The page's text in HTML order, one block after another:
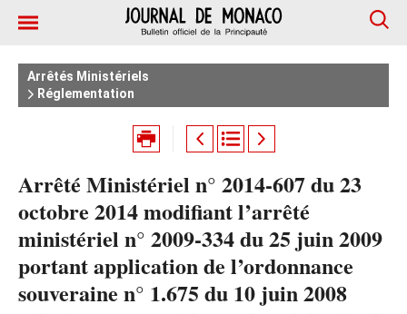
Arrêtés Ministériels
Réglementation
Arrêté Ministériel n° 2014-607 du 23
octobre 2014 modifiant l’arrêté
ministériel n° 2009-334 du 25 juin 2009
portant application de l’ordonnance
souveraine n° 1.675 du 10 juin 2008